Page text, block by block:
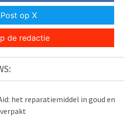
Post op X
de redactie
het reparatiemiddel in goud en